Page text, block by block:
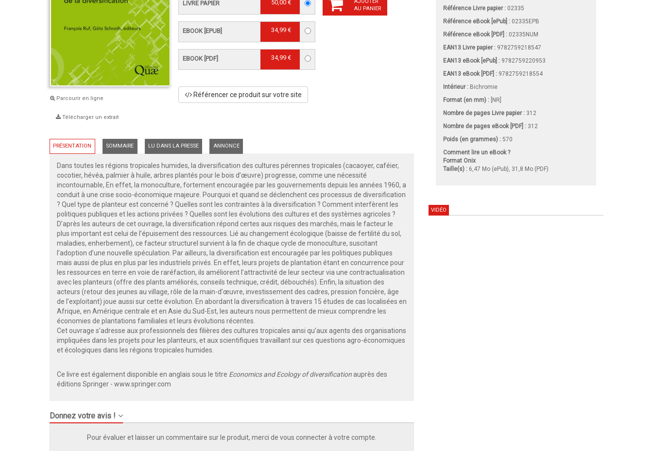
Parcourir en ligne
Télécharger un extrait
LIVRE PAPIER 50,00 €
EBOOK [EPUB] 34,99 €
EBOOK [PDF] 34,99 €
AU PANIER
Référencer ce produit sur votre site
PRÉSENTATION SOMMAIRE LU DANS LA PRESSE ANNONCE
Dans toutes les régions tropicales humides, la diversification des cultures pérennes tropicales (cacaoyer, caféier,
cocotier, hévéa, palmier à huile, arbres plantés pour le bois d’œuvre) progresse, comme une nécessité
incontournable, En effet, la monoculture, fortement encouragée par les gouvernements depuis les années 1960, a
conduit à une crise socio-économique majeure. Pourquoi et quand se déclenchent ces processus de diversification
? Quel type de planteur est concerné ? Quelles sont les contraintes à la diversification ? Comment interfèrent les
politiques publiques et les actions privées ? Quelles sont les évolutions des cultures et des systèmes agricoles ?
D’après les auteurs de cet ouvrage, la diversification répond certes aux risques des marchés, mais le facteur le
plus important est celui de l’épuisement des ressources. Lié au changement écologique (baisse de fertilité du sol,
maladies, enherbement), ce facteur structurel survient à la fin de chaque cycle de monoculture, suscitant
l’adoption d’une nouvelle spéculation. Par ailleurs, la diversification est encouragée par les politiques publiques
mais aussi de plus en plus par les industriels privés. En effet, leurs projets de plantation étant en concurrence pour
les ressources en terre en voie de raréfaction, ils améliorent l’attractivité de leur secteur via une contractualisation
avec les planteurs (offre des plants améliorés, conseils technique, crédit, débouchés). Enfin, la situation des
acteurs (retour des jeunes au village, rôle de la main-d’œuvre, investissement des cadres, pression foncière, âge
de l’exploitant) joue aussi sur cette évolution. En abordant la diversification à travers 15 études de cas localisées en
Afrique, en Amérique centrale et en Asie du Sud-Est, les auteurs nous permettent de mieux comprendre les
économies de plantations familiales et leurs évolutions récentes.
Cet ouvrage s’adresse aux professionnels des filières des cultures tropicales ainsi qu’aux agents des organisations
impliquées dans les projets pour les planteurs, et aux scientifiques travaillant sur ces questions agro-économiques
et écologiques dans les régions tropicales humides.
Ce livre est également disponible en anglais sous le titre Economics and Ecology of diversification auprès des
éditions Springer - www.springer.com
Donnez votre avis !
Pour évaluer et laisser un commentaire sur le produit, merci de vous connecter à votre compte.
Référence Livre papier : 02335
Référence eBook [ePub] : 02335EPB
Référence eBook [PDF] : 02335NUM
EAN13 Livre papier : 9782759218547
EAN13 eBook [ePub] : 9782759220953
EAN13 eBook [PDF] : 9782759218554
Intérieur : Bichromie
Format (en mm) : [NR]
Nombre de pages Livre papier: 312
Nombre de pages eBook [PDF] : 312
Poids (en grammes) : 570
Comment lire un eBook ?
Format Onix
Taille(s) : 6,47 Mo (ePub), 31,8 Mo (PDF)
VIDÉO